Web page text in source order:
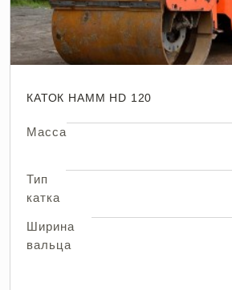
КАТОК HAMM HD 120
Масса
Тип
катка
Ширина
вальца